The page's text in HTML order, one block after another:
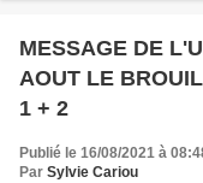
MESSAGE DE
AOUT LE BROUILLARD CREE LE DOUTE VIDEO
1 + 2
Publié le 16/08/2021 à
Par Sylvie Cariou